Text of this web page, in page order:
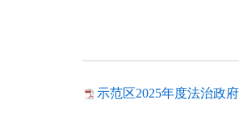
示范区2025年度法治政